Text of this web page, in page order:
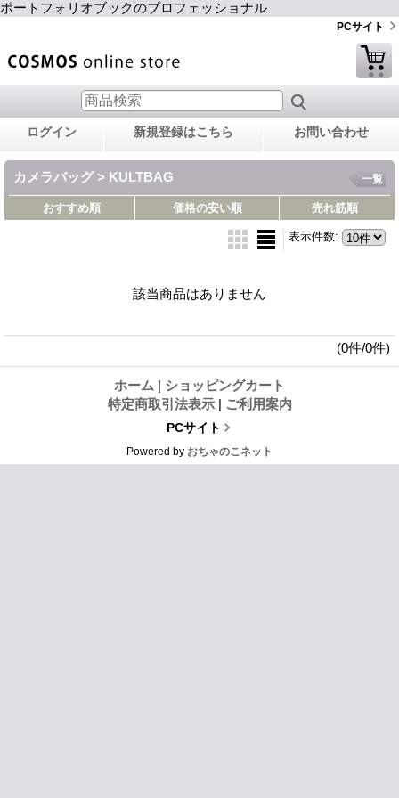
ポートフォリオブックのプロフェッショナル
PCサイト
ログイン 新規登録はこちら お問い合わせ
カメラバッグ > KULTBAG 一覧
おすすめ順 価格の安い順 売れ筋順
表示件数:
該当商品はありません
(0件/0件)
ホーム | ショッピングカート
特定商取引法表示 | ご利用案内
PCサイト
Powered by おちゃのこネット